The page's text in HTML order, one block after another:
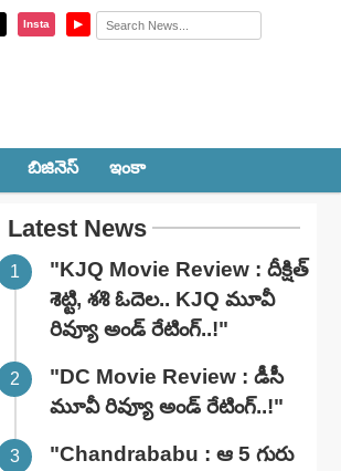
Insta ▶
బిజినెస్ ఇంకా
Latest News
"KJQ Movie Review : దీక్షిత్
శెట్టి, శశి ఓదెల.. KJQ మూవీ
రివ్యూ అండ్ రేటింగ్‌..!"
"DC Movie Review : డీసీ
మూవీ రివ్యూ అండ్ రేటింగ్‌..!"
"Chandrababu : ఆ 5 గురు